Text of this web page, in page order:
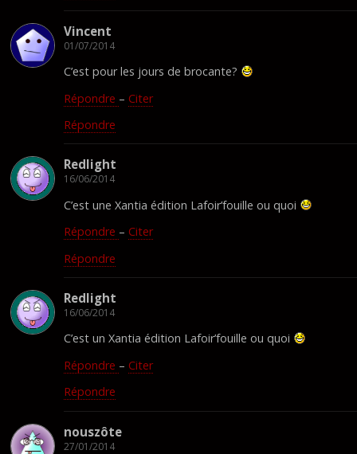
Vincent
01/07/2014
C’est pour les jours de brocante?
Répondre – Citer
Répondre
Redlight
16/06/2014
C’est une Xantia édition Lafoir’fouille ou quoi
Répondre – Citer
Répondre
Redlight
16/06/2014
C’est un Xantia édition Lafoir’fouille ou quoi
Répondre – Citer
Répondre
nouszôte
27/01/2014